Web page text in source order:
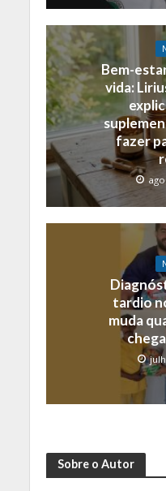
Bem-
vida:
fazer
tardio
muda
Sobre o Autor